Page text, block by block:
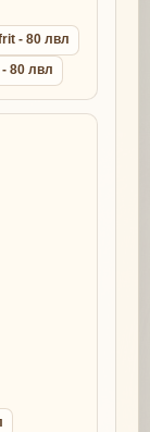
- 80 лвл
80 лвл